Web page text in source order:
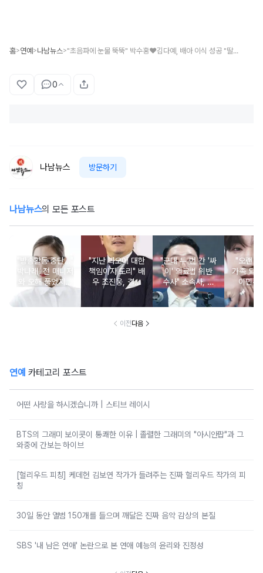
홈>연예 >나남뉴스> "초음파에 눈물 뚝뚝" 박수홍♥김다예, 배아 이식 성공 "딸이었으면"
0
나남뉴스 방문하기
나남뉴스의 모든 포스트
"방송활동 중단…"
박나래, 전 매니저
와 오해 풀었지만
불찰 반성
"지난 과오에 대한
책임이자 도리" 배
우 조진웅, 결국
은퇴 선언
"군대 두 번 간 '싸
이' 의료법 위반
수사" 소속사, 수
면제 대리수령 불
찰...
"오랜
가족 되
이민우
이전다음
연예 카테고리 포스트
어떤 사랑을 하시겠습니까 | 스티브 레이시
BTS의 그래미 보이콧이 통쾌한 이유 | 졸렬한 그래미의 "아시안팝"과 그
와중에 간보는 하이브
[헐리우드 피칭] 케데헌 김보연 작가가 들려주는 진짜 헐리우드 작가의 피
칭
30일 동안 앨범 150개를 들으며 깨달은 진짜 음악 감상의 본질
SBS '내 남은 연애' 논란으로 본 연애 예능의 윤리와 진정성